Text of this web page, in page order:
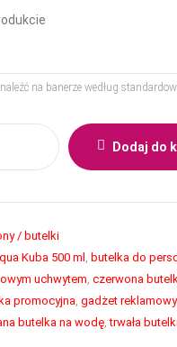
na banerze według
Dodaj do
/ butelki
Kuba 500 ml , butelka do
uchwytem, czerwona
promocyjna, gadżet
butelka na wodę,trwała